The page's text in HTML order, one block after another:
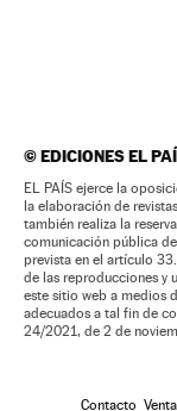
©EDICIONES EL
EL PAÍS ejerce la
la elaboración de
también realiza la
comunicación pública
prevista en el artículo
de las reproducciones y
este sitio web a medios
adecuados a tal fin de
24/2021, de 2 de
Contacto